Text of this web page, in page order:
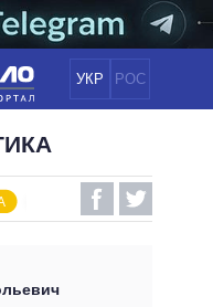
УКР РОС